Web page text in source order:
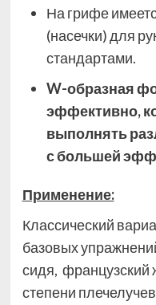
На грифе
(насечки) для
стандартами.
W-образная
эффективно,
выполнять
с большей
Применение:
Классический
базовых
сидя, французский
степени